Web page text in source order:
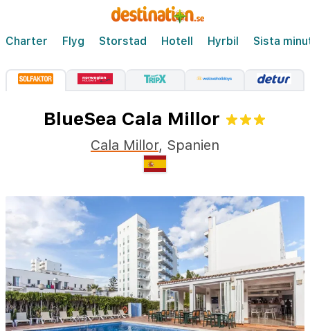
Charter Flyg Storstad Hotell Hyrbil Sista
BlueSea Cala Millor
Cala Millor, Spanien